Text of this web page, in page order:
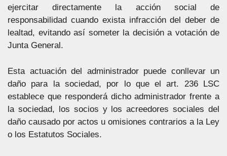
ejercitar directamente la acción social de
responsabilidad cuando exista infracción del deber de
lealtad, evitando así someter la decisión a votación de
Junta General.
Esta actuación del administrador puede conllevar un
daño para la sociedad, por lo que el art. 236 LSC
establece que responderá dicho administrador frente a
la sociedad, los socios y los acreedores sociales del
daño causado por actos u omisiones contrarios a la Ley
o los Estatutos Sociales.